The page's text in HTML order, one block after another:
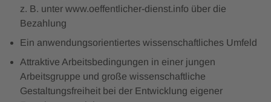
z. B. unter www.oeffentlicher-dienst.info über die
Bezahlung
Ein anwendungsorientiertes wissenschaftliches Umfeld
Attraktive Arbeitsbedingungen in einer jungen
Arbeitsgruppe und große wissenschaftliche
Gestaltungsfreiheit bei der Entwicklung eigener